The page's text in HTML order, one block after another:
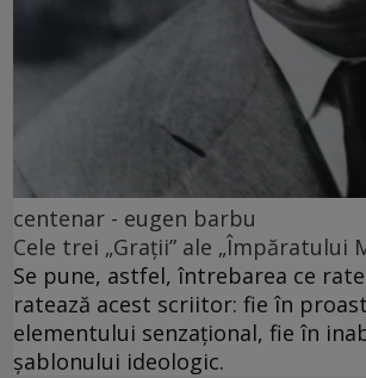
centenar - eugen barbu
Cele trei „Grații” ale „Împăratului
Se pune, astfel, întrebarea ce
ratează acest scriitor: fie în
elementului senzațional, fie în
șablonului ideologic.